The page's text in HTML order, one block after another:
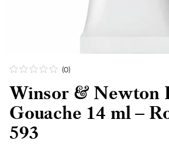
(0)
Winsor & Newton
Gouache 14 ml –
593